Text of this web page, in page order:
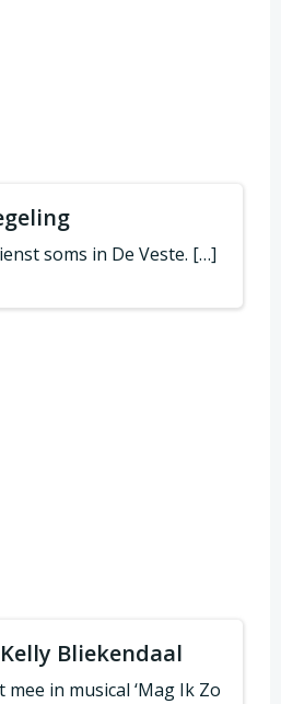
soms in De Veste. […]
Bliekendaal
mee in musical ‘Mag Ik Zo